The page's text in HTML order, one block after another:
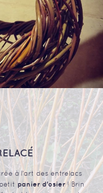
à l'art des entrelacs
panier d'osier! Brin